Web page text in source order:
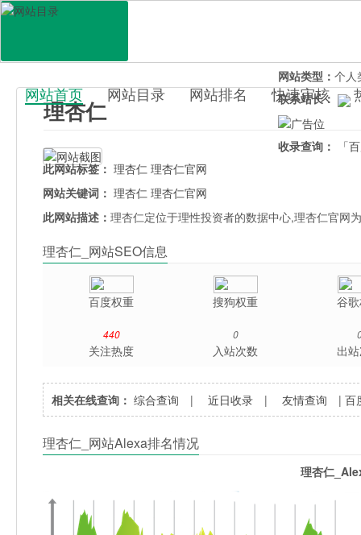
百科目录
网站首页 网站目录 网站排名 快速审核
理杏仁
网站类型： 个人
联系站长：
收录查询：
「
此网站标签： 理杏仁 理杏仁官网
网站关键词： 理杏仁 理杏仁官网
此网站描述：理杏仁定位于理性投资者的数据中心,理杏仁官网
理杏仁_网站SEO信息
百度权重 搜狗权重 谷
440
关注热度
0
入站次数 出
相关在线查询： 综合查询 |近日收录 |友情查询 |百
理杏仁_网站Alexa排名情况
理杏仁